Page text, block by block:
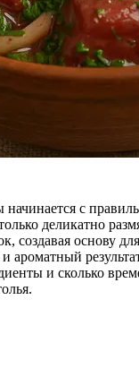
с
деликатно
создавая основу
ароматный
и сколько